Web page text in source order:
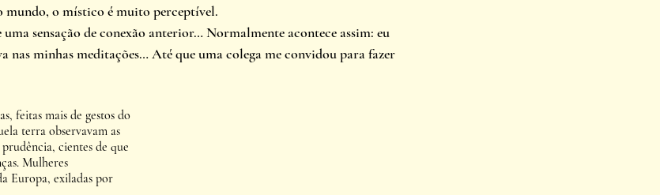
mundo, o místico é muito perceptível.
sensação de conexão anterior… Normalmente acontece assim: eu
nas minhas meditações… Até que uma colega me convidou para fazer
feitas mais de gestos do
terra observavam as
cientes de que
Mulheres
Europa, exiladas por